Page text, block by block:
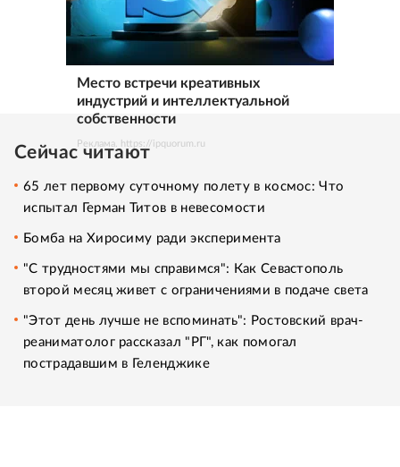
Место встречи креативных
индустрий и интеллектуальной
собственности
Реклама. https://ipquorum.ru
Сейчас читают
65 лет первому суточному полету в космос: Что
испытал Герман Титов в невесомости
Бомба на Хиросиму ради эксперимента
"С трудностями мы справимся": Как Севастополь
второй месяц живет с ограничениями в подаче света
"Этот день лучше не вспоминать": Ростовский врач-
реаниматолог рассказал "РГ", как помогал
пострадавшим в Геленджике